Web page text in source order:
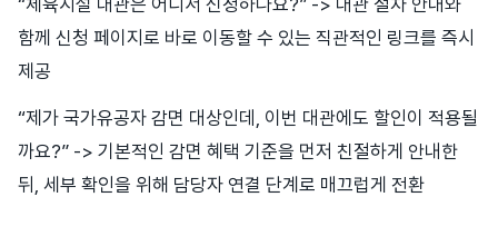
“체육시설 대관은 어디서 신청하나요?” -> 대관 절차 안내와
함께 신청 페이지로 바로 이동할 수 있는 직관적인 링크를 즉시
제공
“제가 국가유공자 감면 대상인데, 이번 대관에도 할인이 적용될
까요?” -> 기본적인 감면 혜택 기준을 먼저 친절하게 안내한
뒤, 세부 확인을 위해 담당자 연결 단계로 매끄럽게 전환